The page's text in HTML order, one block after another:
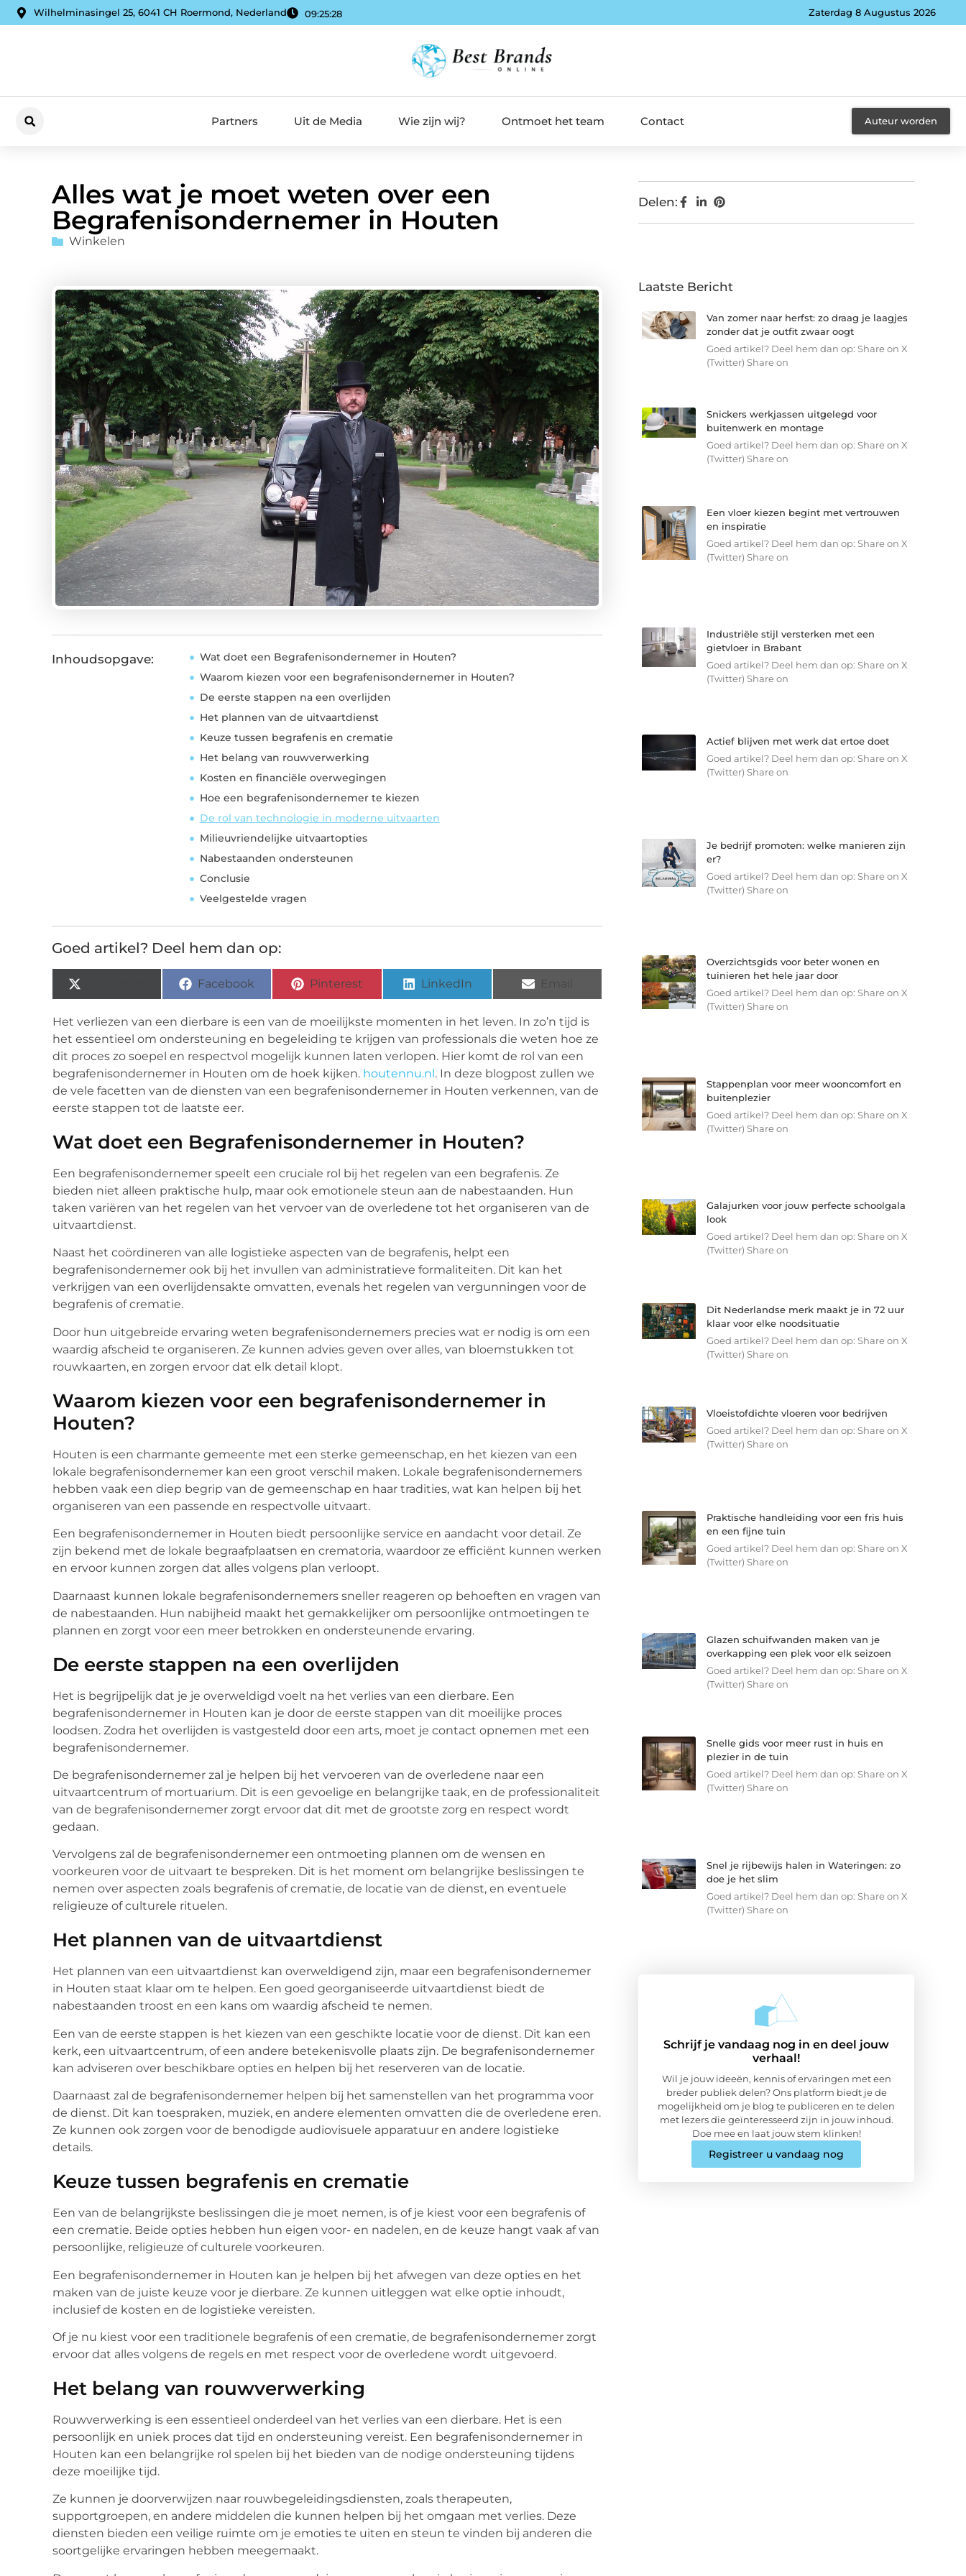
Wilhelminasingel 25, 6041 CH Roermond, Nederland 09:25:29 Zaterdag 8 Augustus 2026
Partners Uit de Media Wie zijn wij? Ontmoet het team Contact Auteur worden
Alles wat je moet weten over een
Begrafenisondernemer in Houten
Winkelen
Inhoudsopgave:
Wat doet een Begrafenisondernemer in Houten?
Waarom kiezen voor een begrafenisondernemer in Houten?
De eerste stappen na een overlijden
Het plannen van de uitvaartdienst
Keuze tussen begrafenis en crematie
Het belang van rouwverwerking
Kosten en financiële overwegingen
Hoe een begrafenisondernemer te kiezen
De rol van technologie in moderne uitvaarten
Milieuvriendelijke uitvaartopties
Nabestaanden ondersteunen
Conclusie
Veelgestelde vragen
Goed artikel? Deel hem dan op:
Facebook Pinterest LinkedIn
Het verliezen van een dierbare is een van de moeilijkste momenten in het leven. In zo’n tijd is
het essentieel om ondersteuning en begeleiding te krijgen van professionals die weten hoe ze
dit proces zo soepel en respectvol mogelijk kunnen laten verlopen. Hier komt de rol van een
begrafenisondernemer in Houten om de hoek kijken. houtennu.nl. In deze blogpost zullen we
de vele facetten van de diensten van een begrafenisondernemer in Houten verkennen, van de
eerste stappen tot de laatste eer.
Wat doet een Begrafenisondernemer in Houten?
Een begrafenisondernemer speelt een cruciale rol bij het regelen van een begrafenis. Ze
bieden niet alleen praktische hulp, maar ook emotionele steun aan de nabestaanden. Hun
taken variëren van het regelen van het vervoer van de overledene tot het organiseren van de
uitvaartdienst.
Naast het coördineren van alle logistieke aspecten van de begrafenis, helpt een
begrafenisondernemer ook bij het invullen van administratieve formaliteiten. Dit kan het
verkrijgen van een overlijdensakte omvatten, evenals het regelen van vergunningen voor de
begrafenis of crematie.
Door hun uitgebreide ervaring weten begrafenisondernemers precies wat er nodig is om een
waardig afscheid te organiseren. Ze kunnen advies geven over alles, van bloemstukken tot
rouwkaarten, en zorgen ervoor dat elk detail klopt.
Waarom kiezen voor een begrafenisondernemer in
Houten?
Houten is een charmante gemeente met een sterke gemeenschap, en het kiezen van een
lokale begrafenisondernemer kan een groot verschil maken. Lokale begrafenisondernemers
hebben vaak een diep begrip van de gemeenschap en haar tradities, wat kan helpen bij het
organiseren van een passende en respectvolle uitvaart.
Een begrafenisondernemer in Houten biedt persoonlijke service en aandacht voor detail. Ze
zijn bekend met de lokale begraafplaatsen en crematoria, waardoor ze efficiënt kunnen werken
en ervoor kunnen zorgen dat alles volgens plan verloopt.
Daarnaast kunnen lokale begrafenisondernemers sneller reageren op behoeften en vragen van
de nabestaanden. Hun nabijheid maakt het gemakkelijker om persoonlijke ontmoetingen te
plannen en zorgt voor een meer betrokken en ondersteunende ervaring.
De eerste stappen na een overlijden
Het is begrijpelijk dat je je overweldigd voelt na het verlies van een dierbare. Een
begrafenisondernemer in Houten kan je door de eerste stappen van dit moeilijke proces
loodsen. Zodra het overlijden is vastgesteld door een arts, moet je contact opnemen met een
begrafenisondernemer.
De begrafenisondernemer zal je helpen bij het vervoeren van de overledene naar een
uitvaartcentrum of mortuarium. Dit is een gevoelige en belangrijke taak, en de professionaliteit
van de begrafenisondernemer zorgt ervoor dat dit met de grootste zorg en respect wordt
gedaan.
Vervolgens zal de begrafenisondernemer een ontmoeting plannen om de wensen en
voorkeuren voor de uitvaart te bespreken. Dit is het moment om belangrijke beslissingen te
nemen over aspecten zoals begrafenis of crematie, de locatie van de dienst, en eventuele
religieuze of culturele rituelen.
Het plannen van de uitvaartdienst
Het plannen van een uitvaartdienst kan overweldigend zijn, maar een begrafenisondernemer
in Houten staat klaar om te helpen. Een goed georganiseerde uitvaartdienst biedt de
nabestaanden troost en een kans om waardig afscheid te nemen.
Een van de eerste stappen is het kiezen van een geschikte locatie voor de dienst. Dit kan een
kerk, een uitvaartcentrum, of een andere betekenisvolle plaats zijn. De begrafenisondernemer
kan adviseren over beschikbare opties en helpen bij het reserveren van de locatie.
Daarnaast zal de begrafenisondernemer helpen bij het samenstellen van het programma voor
de dienst. Dit kan toespraken, muziek, en andere elementen omvatten die de overledene eren.
Ze kunnen ook zorgen voor de benodigde audiovisuele apparatuur en andere logistieke
details.
Keuze tussen begrafenis en crematie
Een van de belangrijkste beslissingen die je moet nemen, is of je kiest voor een begrafenis of
een crematie. Beide opties hebben hun eigen voor- en nadelen, en de keuze hangt vaak af van
persoonlijke, religieuze of culturele voorkeuren.
Een begrafenisondernemer in Houten kan je helpen bij het afwegen van deze opties en het
maken van de juiste keuze voor je dierbare. Ze kunnen uitleggen wat elke optie inhoudt,
inclusief de kosten en de logistieke vereisten.
Of je nu kiest voor een traditionele begrafenis of een crematie, de begrafenisondernemer zorgt
ervoor dat alles volgens de regels en met respect voor de overledene wordt uitgevoerd.
Het belang van rouwverwerking
Rouwverwerking is een essentieel onderdeel van het verlies van een dierbare. Het is een
persoonlijk en uniek proces dat tijd en ondersteuning vereist. Een begrafenisondernemer in
Houten kan een belangrijke rol spelen bij het bieden van de nodige ondersteuning tijdens
deze moeilijke tijd.
Ze kunnen je doorverwijzen naar rouwbegeleidingsdiensten, zoals therapeuten,
supportgroepen, en andere middelen die kunnen helpen bij het omgaan met verlies. Deze
diensten bieden een veilige ruimte om je emoties te uiten en steun te vinden bij anderen die
soortgelijke ervaringen hebben meegemaakt.
Delen:
Laatste Bericht
Van zomer naar herfst: zo draag je laagjes
zonder dat je outfit zwaar oogt
Goed artikel? Deel hem dan op: Share on X
(Twitter) Share on
Snickers werkjassen uitgelegd voor
buitenwerk en montage
Goed artikel? Deel hem dan op: Share on X
(Twitter) Share on
Een vloer kiezen begint met vertrouwen
en inspiratie
Goed artikel? Deel hem dan op: Share on X
(Twitter) Share on
Industriële stijl versterken met een
gietvloer in Brabant
Goed artikel? Deel hem dan op: Share on X
(Twitter) Share on
Actief blijven met werk dat ertoe doet
Goed artikel? Deel hem dan op: Share on X
(Twitter) Share on
Je bedrijf promoten: welke manieren zijn
er?
Goed artikel? Deel hem dan op: Share on X
(Twitter) Share on
Overzichtsgids voor beter wonen en
tuinieren het hele jaar door
Goed artikel? Deel hem dan op: Share on X
(Twitter) Share on
Stappenplan voor meer wooncomfort en
buitenplezier
Goed artikel? Deel hem dan op: Share on X
(Twitter) Share on
Galajurken voor jouw perfecte schoolgala
look
Goed artikel? Deel hem dan op: Share on X
(Twitter) Share on
Dit Nederlandse merk maakt je in 72 uur
klaar voor elke noodsituatie
Goed artikel? Deel hem dan op: Share on X
(Twitter) Share on
Vloeistofdichte vloeren voor bedrijven
Goed artikel? Deel hem dan op: Share on X
(Twitter) Share on
Praktische handleiding voor een fris huis
en een fijne tuin
Goed artikel? Deel hem dan op: Share on X
(Twitter) Share on
Glazen schuifwanden maken van je
overkapping een plek voor elk seizoen
Goed artikel? Deel hem dan op: Share on X
(Twitter) Share on
Snelle gids voor meer rust in huis en
plezier in de tuin
Goed artikel? Deel hem dan op: Share on X
(Twitter) Share on
Snel je rijbewijs halen in Wateringen: zo
doe je het slim
Goed artikel? Deel hem dan op: Share on X
(Twitter) Share on
Schrijf je vandaag nog in en deel jouw
verhaal!
Wil je jouw ideeën, kennis of ervaringen met een
breder publiek delen? Ons platform biedt je de
mogelijkheid om je blog te publiceren en te delen
met lezers die geïnteresseerd zijn in jouw inhoud.
Doe mee en laat jouw stem klinken!
Registreer u vandaag nog